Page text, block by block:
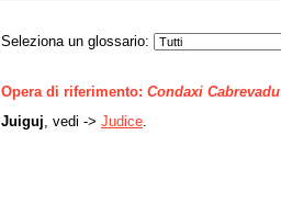
Seleziona un glossario:
Opera di riferimento: Condaxi Cabrevadu
Juiguj , vedi -> Judice